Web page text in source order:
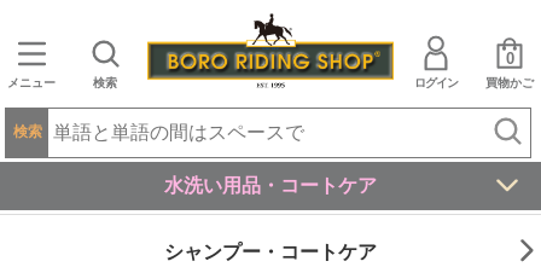
メニュー 検索 ログイン 買物かご
0
検索
水洗い用品・コートケア
シャンプー・コートケア